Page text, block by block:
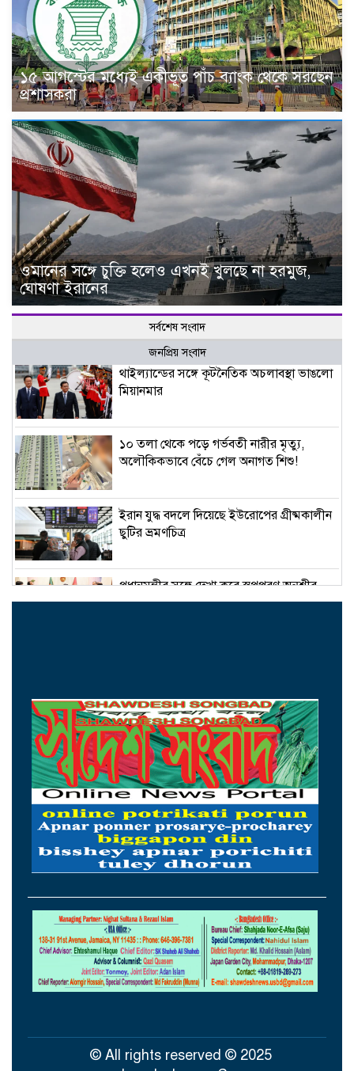
১৫ আগস্টের মধ্যেই একীভূত পাঁচ ব্যাংক থেকে সরছেন
প্রশাসকরা
ওমানের সঙ্গে চুক্তি হলেও এখনই খুলছে না হরমুজ,
ঘোষণা ইরানের
সর্বশেষ সংবাদ
জনপ্রিয় সংবাদ
থাইল্যান্ডের সঙ্গে কূটনৈতিক অচলাবস্থা ভাঙলো
মিয়ানমার
১০ তলা থেকে পড়ে গর্ভবতী নারীর মৃত্যু,
অলৌকিকভাবে বেঁচে গেল অনাগত শিশু!
ইরান যুদ্ধ বদলে দিয়েছে ইউরোপের গ্রীষ্মকালীন
ছুটির ভ্রমণচিত্র
প্রধানমন্ত্রীর সঙ্গে দেখা করে স্বপ্নপূরণ অনুশ্রীর,
মিলল হারমোনিয়াম উপহার
ওমানের সঙ্গে চুক্তি হলেও এখনই খুলছে না
হরমুজ, ঘোষণা ইরানের
আগস্টের প্রথম ৫ দিনে রেমিট্যান্স এলো ৬০
কোটি ২০ লাখ ডলার
থাইল্যান্ডের সঙ্গে কূটনৈতিক অচলাবস্থা ভাঙলো
সচিবালয়ে জনপ্রশাসন বিষয়ক উপদেষ্টা,
আমলাতান্ত্রিক জটিলতা পরিহার করে দ্রুত
কার্যকর ব্যবস্থা গ্রহণের নির্দেশ
© All rights reserved © 2025